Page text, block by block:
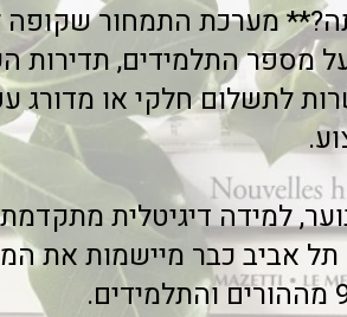
מערכת התמחור שקופה
מספר התלמידים, תדירות
לתשלום חלקי או מדורג
למידה דיגיטלית
תל אביב כבר מיישמות את